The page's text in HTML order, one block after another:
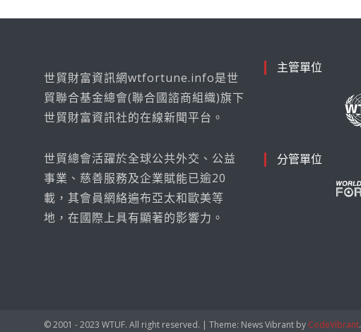
世貿財富資訊網wtfortune.info是世
貿聯合基金總會(聯合國諮商組織)旗下
世貿財富資訊社的在線新聞平台。
世貿總會活躍於全球公共外交、公益
事業、慈善服務及企業賦能已逾20
載，其會員網絡遍布亞太和歐美等
地，在國際上具有顯著的影響力。
主管單位
分管單位
© 2001 - 2023 WTUF. All right reserved. | Theme: News Vibrant by CodeVibrant.